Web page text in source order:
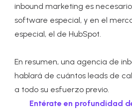
inbound marketing es
software especial, y en el
especial, el de HubSpot.
En resumen, una agencia de
hablará de cuántos leads de
a todo su esfuerzo previo.
Entérate en profundidad